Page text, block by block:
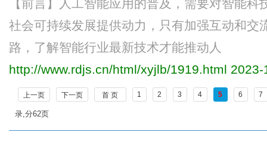
【前言】人工智能应用的普及，需要对智能
社会可持续发展提供动力，只有加强互动和交
路，了解智能行业最新技术才能推动人
http://www.rdjs.cn/html/xyjlb/1919.html 2023-
上一页 下一页 首 页 1 2 3 4 5 6 7
录,分62页